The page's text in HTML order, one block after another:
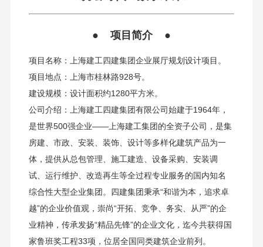
● 项目简介 ●
项目名称：上海建工四建集团企业展厅规划设计项目。
项目地点：上海市桂林路928号。
建设规模：设计面积约1280平方米。
公司介绍：上海建工四建集团有限公司始建于1964年，
是世界500强企业——上海建工集团的全资子公司，是集
房建、市政、安装、装饰、设计等多样化建筑产品为一
体，提供从总包管理、施工建造、设备采购、安装调
试、运行维护、改造再生等全过程专业服务的国内知名
综合性大型企业集团。四建集团秉承“和谐为本，追求卓
越”的企业价值观，崇尚“开拓、竞争、务实、从严”的企
业精神，传承发扬“精品先锋”的企业文化，迄今共获得国
家鲁班奖工程33项，位居全国同类建筑企业前列。